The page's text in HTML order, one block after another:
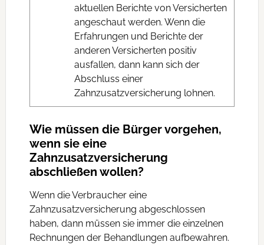
aktuellen Berichte von Versicherten
angeschaut werden. Wenn die
Erfahrungen und Berichte der
anderen Versicherten positiv
ausfallen, dann kann sich der
Abschluss einer
Zahnzusatzversicherung lohnen.
Wie müssen die Bürger vorgehen,
wenn sie eine
Zahnzusatzversicherung
abschließen wollen?
Wenn die Verbraucher eine
Zahnzusatzversicherung abgeschlossen
haben, dann müssen sie immer die einzelnen
Rechnungen der Behandlungen aufbewahren.